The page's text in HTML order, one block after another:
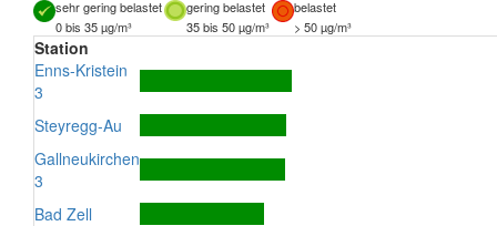
sehr gering belastet gering belastet
belastet
0 bis 35 µg/m³
35 bis 50 µg/m³ > 50 µg/m³
Station
Enns-Kristein
3
Steyregg-Au
Gallneukirchen
3
Bad Zell